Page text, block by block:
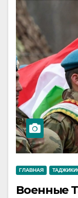
ГЛАВНАЯ
Военные